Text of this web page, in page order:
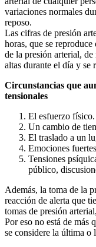
variaciones normales
reposo.
Las cifras de presión
horas, que se
de la presión arterial, de
altas durante el día y se
Circunstancias que
tensionales
El esfuerzo físico.
Un cambio de
El traslado a un
Emociones
Tensiones
público,
Además, la toma de la
reacción de alerta que
tomas de presión
Por eso no está de más
se considere la última o